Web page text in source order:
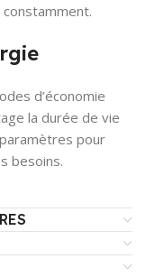
d’économie
la durée de vie
pour
besoins.